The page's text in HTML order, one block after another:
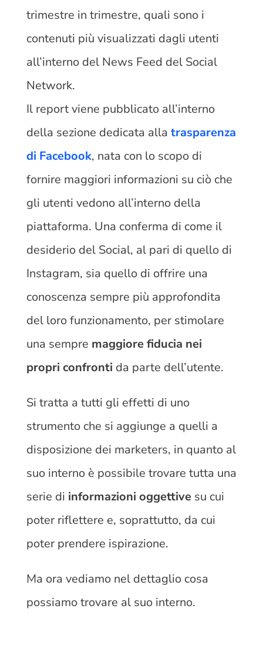
trimestre in trimestre, quali sono i
contenuti più visualizzati dagli utenti
all’interno del News Feed del Social
Network.
Il report viene pubblicato all’interno
della sezione dedicata alla trasparenza
di Facebook, nata con lo scopo di
fornire maggiori informazioni su ciò che
gli utenti vedono all’interno della
piattaforma. Una conferma di come il
desiderio del Social, al pari di quello di
Instagram, sia quello di offrire una
conoscenza sempre più approfondita
del loro funzionamento, per stimolare
una sempre maggiore fiducia nei
propri confronti da parte dell’utente.
Si tratta a tutti gli effetti di uno
strumento che si aggiunge a quelli a
disposizione dei marketers, in quanto al
suo interno è possibile trovare tutta una
serie di informazioni oggettive su cui
poter riflettere e, soprattutto, da cui
poter prendere ispirazione.
Ma ora vediamo nel dettaglio cosa
possiamo trovare al suo interno.